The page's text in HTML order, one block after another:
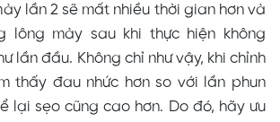
lần 2 sẽ mất nhiều thời gian hơn và
lông mày sau khi thực hiện không
lần đầu. Không chỉ như vậy, khi chỉnh
thấy đau nhức hơn so với lần phun
lại sẹo cũng cao hơn. Do đó, hãy ưu